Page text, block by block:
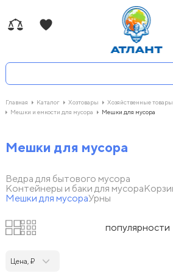
Главная Каталог Хозтовары
Хозяйственные товары
Мешки и емкости для мусора
Мешки для мусора
Мешки для мусора
Ведра для бытового мусора
Контейнеры и баки для мусора
Мешки для мусораУрны
популярности
Цена, ₽